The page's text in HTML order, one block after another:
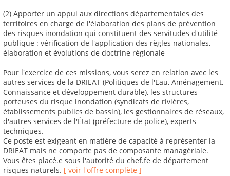
(2) Apporter un appui aux directions départementales des
territoires en charge de l'élaboration des plans de prévention
des risques inondation qui constituent des servitudes d'utilité
publique : vérification de l'application des règles nationales,
élaboration et évolutions de doctrine régionale
Pour l'exercice de ces missions, vous serez en relation avec les
autres services de la DRIEAT (Politiques de l'Eau, Aménagement,
Connaissance et développement durable), les structures
porteuses du risque inondation (syndicats de rivières,
établissements publics de bassin), les gestionnaires de réseaux,
d'autres services de l'État (préfecture de police), experts
techniques.
Ce poste est exigeant en matière de capacité à représenter la
DRIEAT mais ne comporte pas de composante managériale.
Vous êtes placé.e sous l'autorité du chef.fe de département
risques naturels. [ voir l'offre complète ]